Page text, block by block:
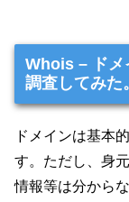
Whois – ドメ
調査してみた。
ドメインは基本
す。ただし、身
情報等は分から